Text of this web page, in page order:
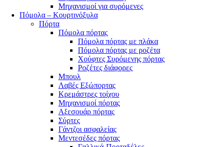
Μηχανισμοί για συρόμενες
Πόμολα – Κουρτινόξυλα
Πόρτα
Πόμολα πόρτας
Πόμολα πόρτας με πλάκα
Πόμολα πόρτας με ροζέτα
Χούφτες Συρόμενης πόρτας
Ροζέτες διάφορες
Μπουλ
Λαβές Εξώπορτας
Κρεμάστρες τοίχου
Μηχανισμοί πόρτας
Αξεσουάρ πόρτας
Σύρτες
Γάντζοι ασφαλείας
Μεντεσέδες πόρτας